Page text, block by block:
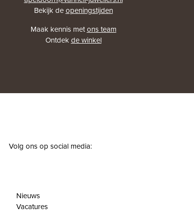
Bekijk deopeningstijden
Maak kennis metons team
Ontdekde winkel
Volg ons op social media:
Nieuws
Vacatures